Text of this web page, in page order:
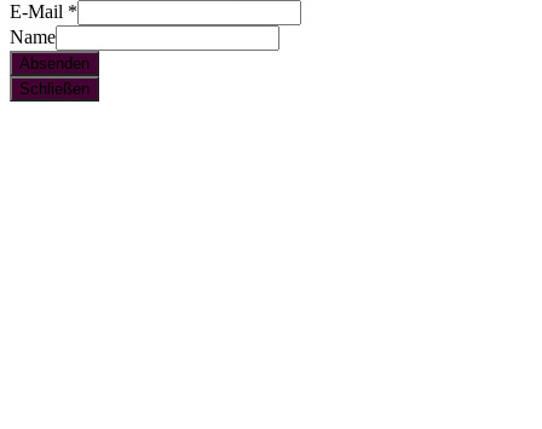
E-Mail *
Name
Absenden
Schließen